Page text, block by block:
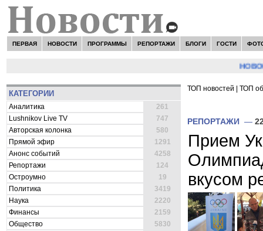
ПЕРВАЯ НОВОСТИ ПРОГРАММЫ РЕПОРТАЖИ БЛОГИ ГОСТИ
НОВОСТИ:
КАТЕГОРИИ
Аналитика
261
Lushnikov Live TV
747
Авторская колонка
580
Прямой эфир
1291
Анонс событий
4258
Репортажи
124
Остроумно
19
Политика
3419
Наука
2220
Финансы
2159
Общество
5830
ТОП новостей ТОП
РЕПОРТАЖИ —
Прием
вкусом